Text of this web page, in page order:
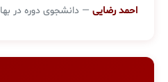
احمد رضایی — دانشجوی دوره در